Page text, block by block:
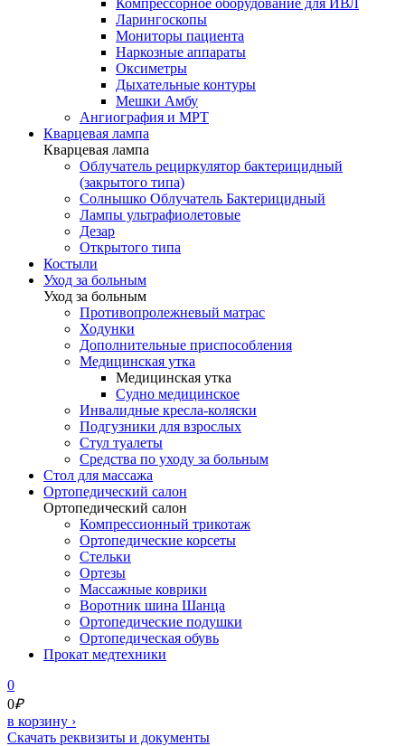
Компрессорное оборудование для ИВЛ
Ларингоскопы
Мониторы пациента
Наркозные аппараты
Оксиметры
Дыхательные контуры
Мешки Амбу
Ангиография и МРТ
Кварцевая лампа
Кварцевая лампа
Облучатель рециркулятор бактерицидный
(закрытого типа)
Солнышко Облучатель Бактерицидный
Лампы ультрафиолетовые
Дезар
Открытого типа
Костыли
Уход за больным
Уход за больным
Противопролежневый матрас
Ходунки
Дополнительные приспособления
Медицинская утка
Медицинская утка
Судно медицинское
Инвалидные кресла-коляски
Подгузники для взрослых
Стул туалеты
Средства по уходу за больным
Cтол для массажа
Ортопедический салон
Ортопедический салон
Компрессионный трикотаж
Ортопедические корсеты
Стельки
Ортезы
Массажные коврики
Воротник шина Шанца
Ортопедические подушки
Ортопедическая обувь
Прокат медтехники
0
0₽
в корзину ›
Скачать реквизиты и документы